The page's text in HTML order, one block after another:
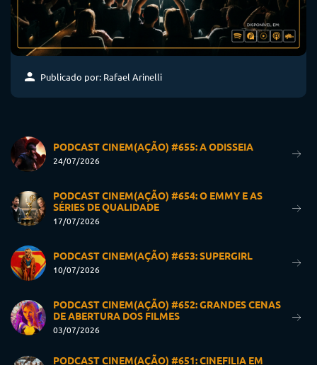
Publicado por: Rafael Arinelli
PODCAST CINEM(AÇÃO) #655: A ODISSEIA
24/07/2026
PODCAST CINEM(AÇÃO) #654: O EMMY E AS
SÉRIES DE QUALIDADE
17/07/2026
PODCAST CINEM(AÇÃO) #653: SUPERGIRL
10/07/2026
PODCAST CINEM(AÇÃO) #652: GRANDES CENAS
DE ABERTURA DOS FILMES
03/07/2026
PODCAST CINEM(AÇÃO) #651: CINEFILIA EM